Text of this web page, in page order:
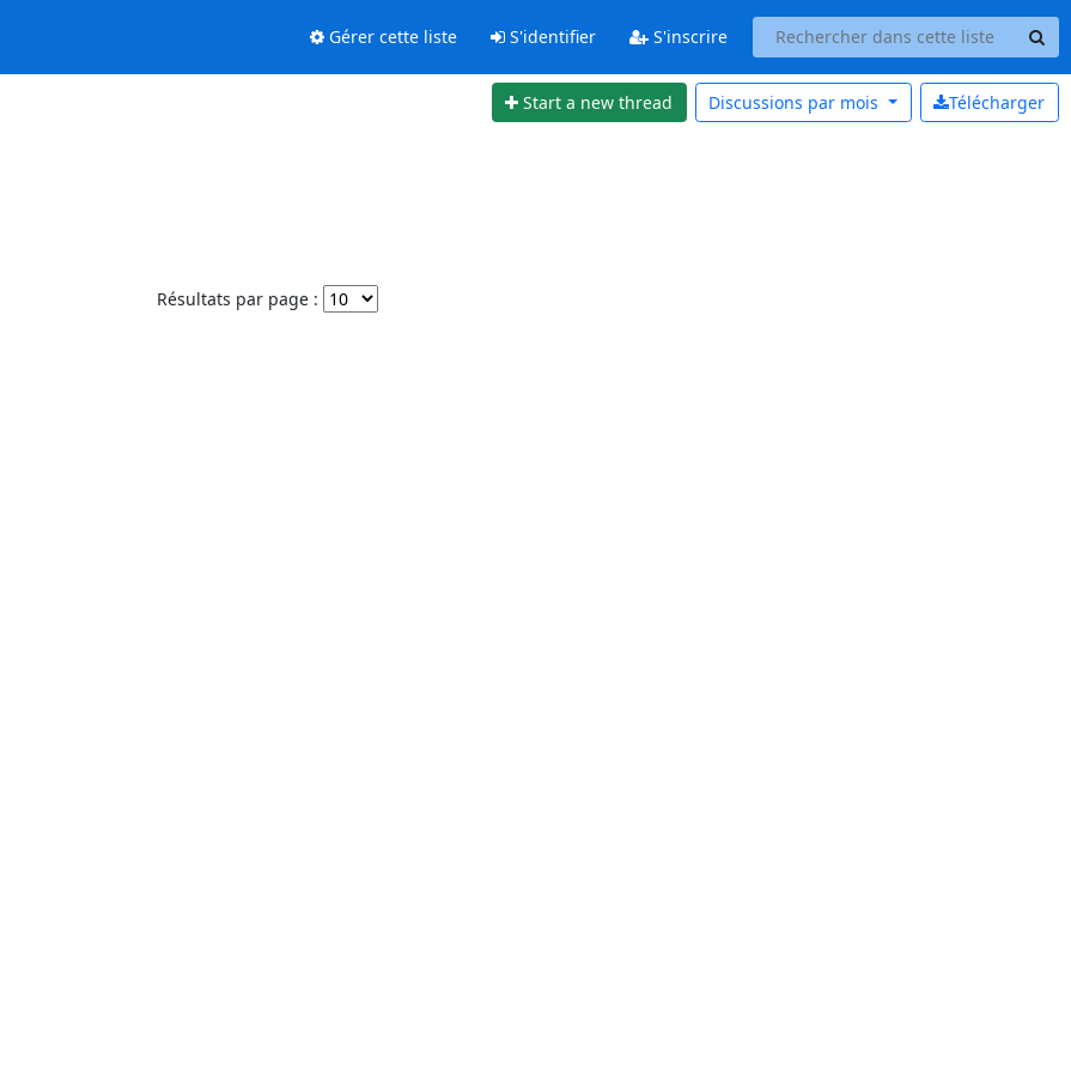
Gérer cette liste S'identifier S'inscrire
Start a new thread Télécharger
Discussions par mois
Résultats par page :